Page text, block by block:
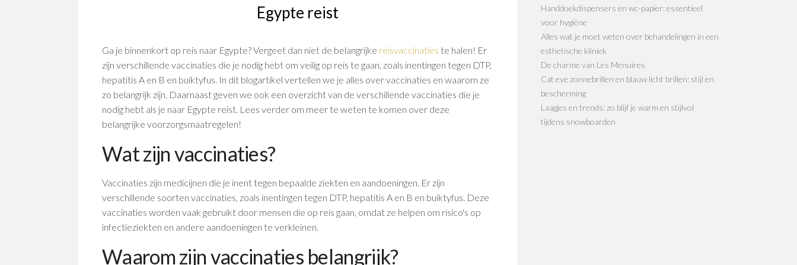
Egypte reist
Ga je binnenkort op reis naar Egypte? Vergeet dan niet de belangrijke reisvaccinaties te halen! Er
zijn verschillende vaccinaties die je nodig hebt om veilig op reis te gaan, zoals inentingen tegen DTP,
hepatitis A en B en buiktyfus. In dit blogartikel vertellen we je alles over vaccinaties en waarom ze
zo belangrijk zijn. Daarnaast geven we ook een overzicht van de verschillende vaccinaties die je
nodig hebt als je naar Egypte reist. Lees verder om meer te weten te komen over deze
belangrijke voorzorgsmaatregelen!
Wat zijn vaccinaties?
Vaccinaties zijn medicijnen die je inent tegen bepaalde ziekten en aandoeningen. Er zijn
verschillende soorten vaccinaties, zoals inentingen tegen DTP, hepatitis A en B en buiktyfus. Deze
vaccinaties worden vaak gebruikt door mensen die op reis gaan, omdat ze helpen om risico's op
infectieziekten en andere aandoeningen te verkleinen.
Waarom zijn vaccinaties belangrijk?
Handdoekdispensers en wc-papier: essentieel
voor hygiëne
Alles wat je moet weten over behandelingen in een
esthetische kliniek
De charme van Les Menuires
Cat eye zonnebrillen en blauw licht brillen: stijl en
bescherming
Laagjes en trends: zo blijf je warm en stijlvol
tijdens snowboarden